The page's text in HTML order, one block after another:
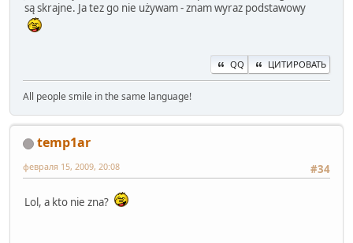
są skrajne. Ja tez go nie używam - znam wyraz podstawowy
QQ ЦИТИРОВАТЬ
All people smile in the same language!
temp1ar
#34
февраля 15, 2009, 20:08
Lol, a kto nie zna?